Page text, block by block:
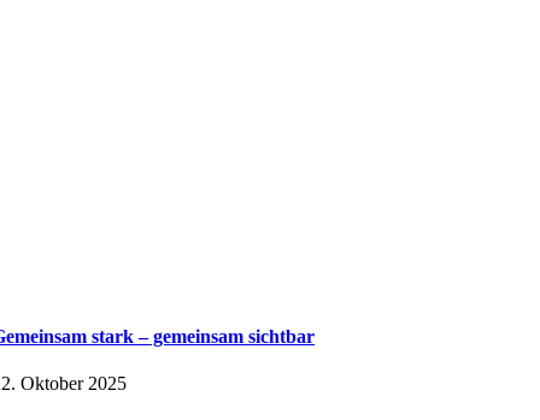
stark – gemeinsam sichtbar
Oktober 2025